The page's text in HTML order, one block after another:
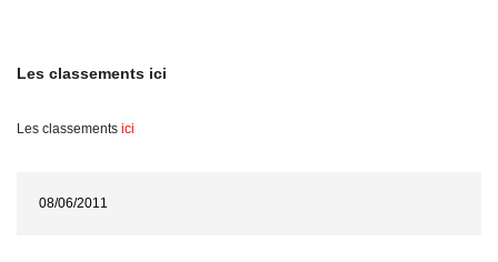
Les classements ici
Les classements ici
08/06/2011